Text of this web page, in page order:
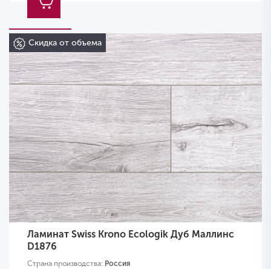
Скидка от объема
Ламинат Swiss Krono Ecologik Дуб Маллинс
D1876
Страна производства: Россия